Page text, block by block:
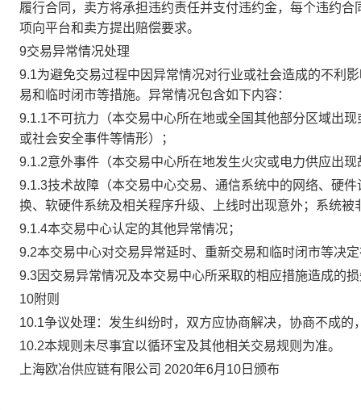
履行合同，卖方将承担违约责任并支付违约金，每个违约
项向平台和卖方提出赔偿要求。
9交易异常情况处理
9.1为避免交易过程中因异常情况对行业或社会造成的不利
易和临时闭市等措施。异常情况包含如下内容：
9.1.1不可抗力（本交易中心所在地或全国其他部分区域出
或社会安全事件等情形）；
9.1.2意外事件（本交易中心所在地发生火灾或电力供应出
9.1.3技术故障（本交易中心交易、通信系统中的网络、硬
换、软硬件系统及相关程序升级、上线时出现意外；系统
9.1.4本交易中心认定的其他异常情况；
9.2本交易中心对交易异常延时、重新交易和临时闭市等决
9.3因交易异常情况及本交易中心所采取的相应措施造成的
10附则
10.1争议处理：发生纠纷时，双方应协商解决，协商不成
10.2本规则未尽事宜以循环宝及其他相关交易规则为准。
上海欧冶供应链有限公司 2020年6月10日颁布